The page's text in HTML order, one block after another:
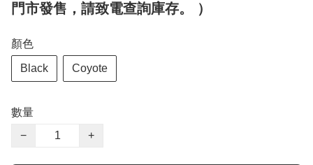
門市發售，請致電查詢庫存。 ）
顏色
Black Coyote
數量
−
+